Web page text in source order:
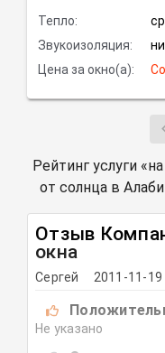
Тепло:
Звукоизоляция:
Цена за окно(а):
Рейтинг услуги
от солнца в
Отзыв
окна
Сергей 2011-11-19
Не указано